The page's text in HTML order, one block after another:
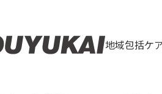
地域包括ケ